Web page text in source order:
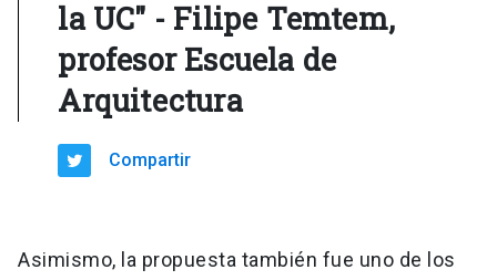
la UC" - Filipe Temtem,
profesor Escuela de
Arquitectura
Compartir
Asimismo, la propuesta también fue uno de los